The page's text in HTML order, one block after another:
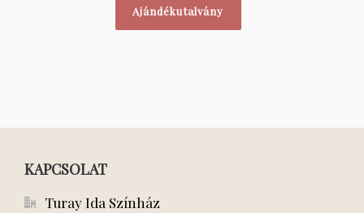
Ajándékutalvány
KAPCSOLAT
Turay Ida Színház